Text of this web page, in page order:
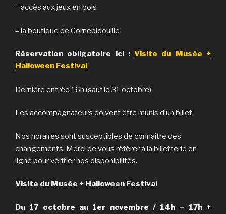
– accès aux jeux en bois
– la boutique de Cornebidouille
Réservation obligatoire ici :Visite du Musée +
Halloween Festival
Dernière entrée 16h (sauf le 31 octobre)
Les accompagnateurs doivent être munis d’un billet
Nos horaires sont susceptibles de connaitre des
changements. Merci de vous référer à la billetterie en
ligne pour vérifier nos disponibilités.
Visite du Musée + Halloween Festival
Du 17 octobre au 1er novembre / 14h – 17h +